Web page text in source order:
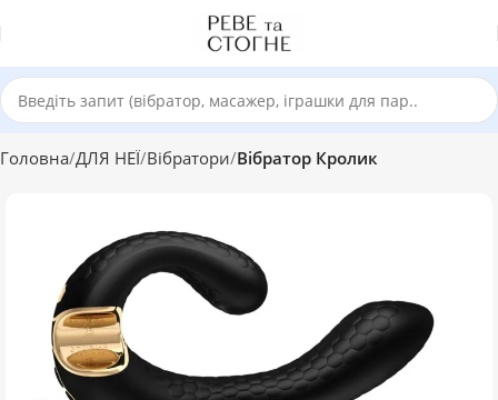
Головна ДЛЯ НЕЇ Вібратори Вібратор Кролик